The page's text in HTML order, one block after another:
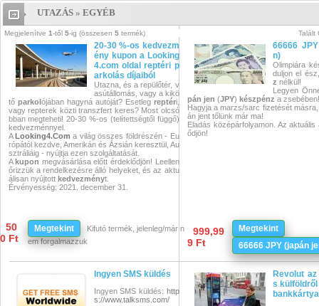
Utazás » Egyéb
UTAZÁS » EGYÉB
Megjelenítve 1-től 5-ig (összesen 5 termék)
20-30 %-os kedvezm
ény kupon a Looking
4.com oldal reptéri p
arkolás díjaiból
Utazna, és a repülőtér, v
asútállomás, vagy a kikö
tő parkolójában hagyná autóját? Esetleg reptéri,
vagy repterek közti transzfert keres?Most olcsó
bban megteheti! 20-30 %-os (telítettségtől függő)
kedvezménnyel.
ALooking4.Com a világ összes földrészén - Eu
rópától kezdve, Amerikán és Ázsián keresztül, Au
sztráliáig - nyújtja ezen szolgáltatását.
Akupon megvásárlása előtt érdeklődjön! Leellen
őrizzük a rendelkezésre álló helyeket, és az aktu
álisan nyújtott kedvezményt.
Érvényesség: 2021. december 31.
50
0 Ft
Megtekint
Kifutó termék, jelenleg/már n
em forgalmazzuk
66666
n)
Olimpiára
duljon el
z nélkül!
Legyen
pán jen (JPY) készpénz a zsebében!
Hagyja a marzs/sarc fizetését
án jent tőlünk már ma!
Eladás középárfolyamon. Az aktuális
ődjön!
999,99
9 Ft
Megtekint
66666 JPY (japán
Ingyen SMS küldés
Ingyen SMS küldés: http
s://www.talksms.com/
Revolut
s
bankkártya